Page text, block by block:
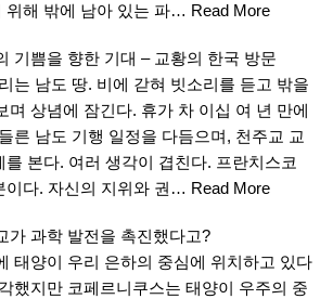
위해 밖에 남아 있는 파… Read More
기쁨을 향한 기대 – 교황의 한국 방문
는 남도 땅. 비에 갇혀 빗소리를 듣고 밖을
며 상념에 잠긴다. 휴가 차 이십 여 년 만에
른 남도 기행 일정을 다듬으며, 천주교 교
를 본다. 여러 생각이 겹친다. 프란치스코
이다. 자신의 지위와 권… Read More
가 과학 발전을 촉진했다고?
태양이 우리 은하의 중심에 위치하고 있다
했지만 코페르니쿠스는 태양이 우주의 중